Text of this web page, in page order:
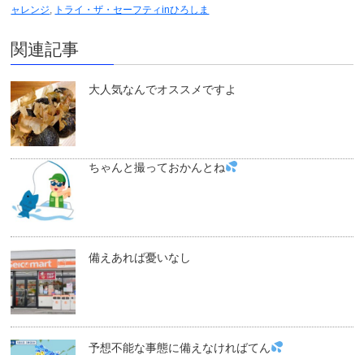
ャレンジ トライ・ザ・セーフティinひろしま
関連記事
大人気なんでオススメですよ
ちゃんと撮っておかんとね
備えあれば憂いなし
予想不能な事態に備えなければてん